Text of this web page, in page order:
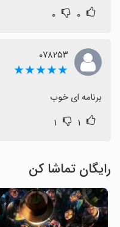
۰ ۰
۰۷۸۲۵۳
★★★★★
برنامه ای خوب
۱ ۱
رایگان تماشا کن